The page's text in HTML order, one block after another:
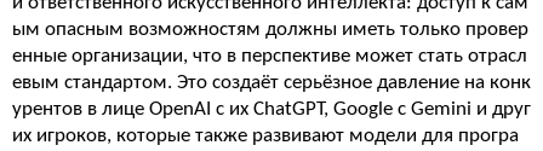
ым опасным возможностям должны иметь только провер
енные организации, что в перспективе может стать отрасл
евым стандартом. Это создаёт серьёзное давление на конк
урентов в лице OpenAI с их ChatGPT, Google с Gemini и друг
их игроков, которые также развивают модели для програ